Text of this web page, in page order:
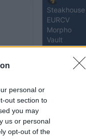
personal or
out section to
you may
us or personal
opt-out of the
Steakhouse
EURCV
Morpho
Vault
(EPOCH)
Stride